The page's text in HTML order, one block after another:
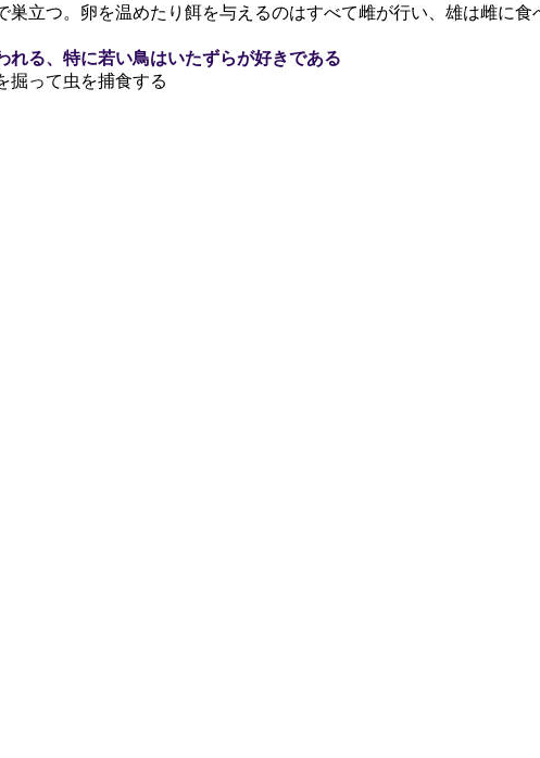
立つ。卵を温めたり餌を与えるのはすべて雌が行い、雄は雌に食
る、特に若い鳥はいたずらが好きである
掘って虫を捕食する